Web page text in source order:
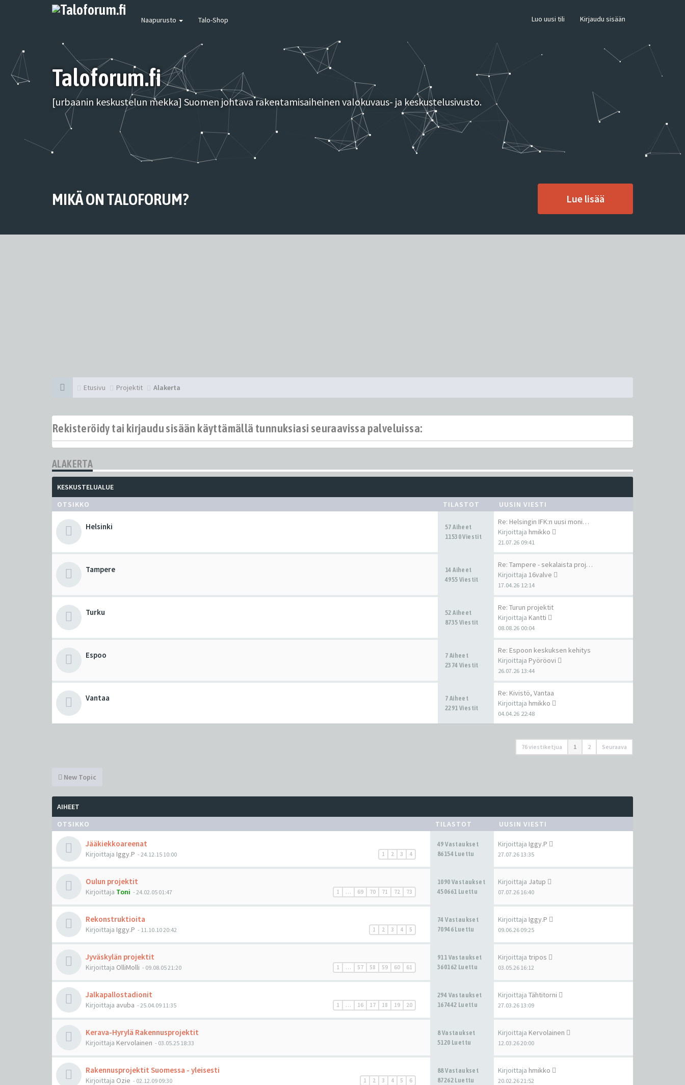
Naapurusto Talo-Shop Luo uusi tili Kirjaudu sisään
Taloforum.fi
[urbaanin keskustelun mekka] Suomen johtava rakentamisaiheinen valokuvaus- ja keskustelusivusto.
MIKÄ ON TALOFORUM? Lue lisää
Etusivu Projektit Alakerta
Rekisteröidy tai kirjaudu sisään käyttämällä tunnuksiasi seuraavissa palveluissa:
ALAKERTA
KESKUSTELUALUE
OTSIKKO
TILASTOT UUSIN VIESTI
Helsinki
57 Aiheet
11530 Viestit
Re: Helsingin IFK:n uusi moni…
Kirjoittaja hmikko
21.07.26 09:41
Tampere
14 Aiheet
4955 Viestit
Re: Tampere - sekalaista proj…
Kirjoittaja 16valve
17.04.26 12:14
Turku
52 Aiheet
8735 Viestit
Re: Turun projektit
Kirjoittaja Kantti
08.08.26 00:04
Espoo
7 Aiheet
2374 Viestit
Re: Espoon keskuksen kehitys
Kirjoittaja Pyöröovi
26.07.26 13:44
Vantaa
7 Aiheet
2291 Viestit
Re: Kivistö, Vantaa
Kirjoittaja hmikko
04.04.26 22:48
76 viestiketjua 1 2 Seuraava
New Topic
AIHEET
OTSIKKO
TILASTOT UUSIN VIESTI
Jääkiekkoareenat
1 2 3 4
Kirjoittaja Iggy.P - 24.12.15 10:00
49 Vastaukset
86154 Luettu
Kirjoittaja Iggy.P
27.07.26 13:35
Oulun projektit
1 … 69 70 71 72 73
Kirjoittaja Toni - 24.02.05 01:47
1090 Vastaukset
450661 Luettu
Kirjoittaja Jatup
07.07.26 16:40
Rekonstruktioita
1 2 3 4 5
Kirjoittaja Iggy.P - 11.10.10 20:42
74 Vastaukset
70946 Luettu
Kirjoittaja Iggy.P
09.06.26 09:25
Jyväskylän projektit
1 … 57 58 59 60 61
Kirjoittaja OlliMolli - 09.08.05 21:20
911 Vastaukset
360162 Luettu
Kirjoittaja tripos
03.05.26 16:12
Jalkapallostadionit
1 … 16 17 18 19 20
Kirjoittaja avuba - 25.04.09 11:35
294 Vastaukset
167442 Luettu
Kirjoittaja Tähtitorni
27.03.26 13:09
Kerava-Hyrylä Rakennusprojektit
Kirjoittaja Kervolainen - 03.05.25 18:33
8 Vastaukset
5120 Luettu
Kirjoittaja Kervolainen
12.03.26 20:00
Rakennusprojektit Suomessa - yleisesti
1 2 3 4 5 6
Kirjoittaja Ozie - 02.12.09 09:30
88 Vastaukset
87262 Luettu
Kirjoittaja hmikko
20.02.26 21:52